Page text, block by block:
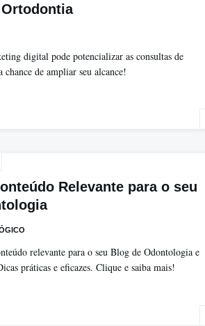
digital pode potencializar as consultas de
de ampliar seu alcance!
Relevante para o seu
relevante para o seu Blog de Odontologia e
práticas e eficazes. Clique e saiba mais!